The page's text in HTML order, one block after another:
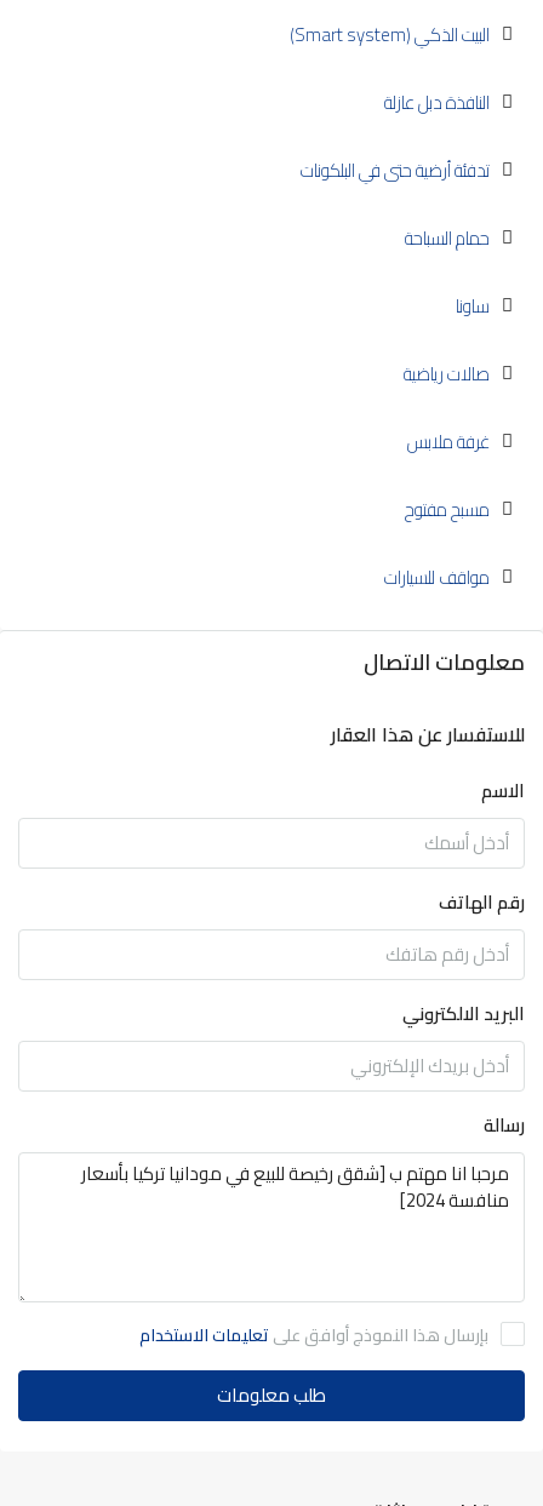
البيت الذكي (Smart system)
النافذة دبل عازلة
تدفئة أرضية حتى في البلكونات
حمام السباحة
ساونا
صالات رياضية
غرفة ملابس
مسبح مفتوح
مواقف للسيارات
معلومات الاتصال
للاستفسار عن هذا العقار
الاسم
رقم الهاتف
البريد الالكتروني
رسالة
بإرسال هذا النموذج أوافق علىتعليمات الاستخدام
طلب معلومات